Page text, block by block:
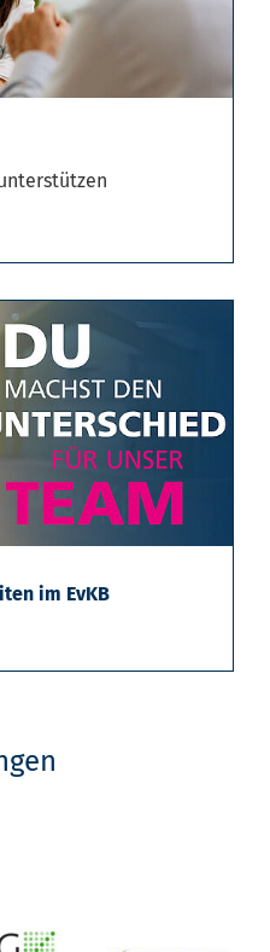
im EvKB